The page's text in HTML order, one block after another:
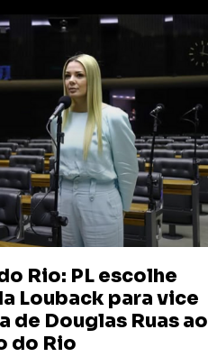
Rio: PL escolhe
Louback para vice
de Douglas Ruas ao
do Rio